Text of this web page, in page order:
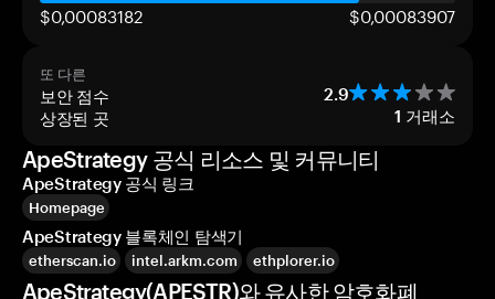
$0,00083182 $0,00083907
또 다른
보안 점수 2.9
상장된 곳 1 거래소
ApeStrategy 공식 리소스 및 커뮤니티
ApeStrategy 공식 링크
Homepage
ApeStrategy 블록체인 탐색기
etherscan.io intel.arkm.com ethplorer.io
ApeStrategy(APESTR)와 유사한 암호화폐